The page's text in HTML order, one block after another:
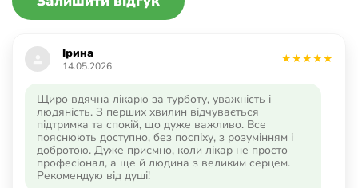
Щиро вдячна лікарю за турботу, уважність і
людяність. З перших хвилин відчувається
підтримка та спокій, що дуже важливо. Все
пояснюють доступно, без поспіху, з розумінням і
добротою. Дуже приємно, коли лікар не просто
професіонал, а ще й людина з великим серцем.
Рекомендую від душі!
14.05.2026
Ірина